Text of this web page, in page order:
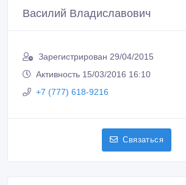
Василий Владиславович
Зарегистрирован 29/04/2015
Активность 15/03/2016 16:10
+7 (777) 618-9216
Связаться